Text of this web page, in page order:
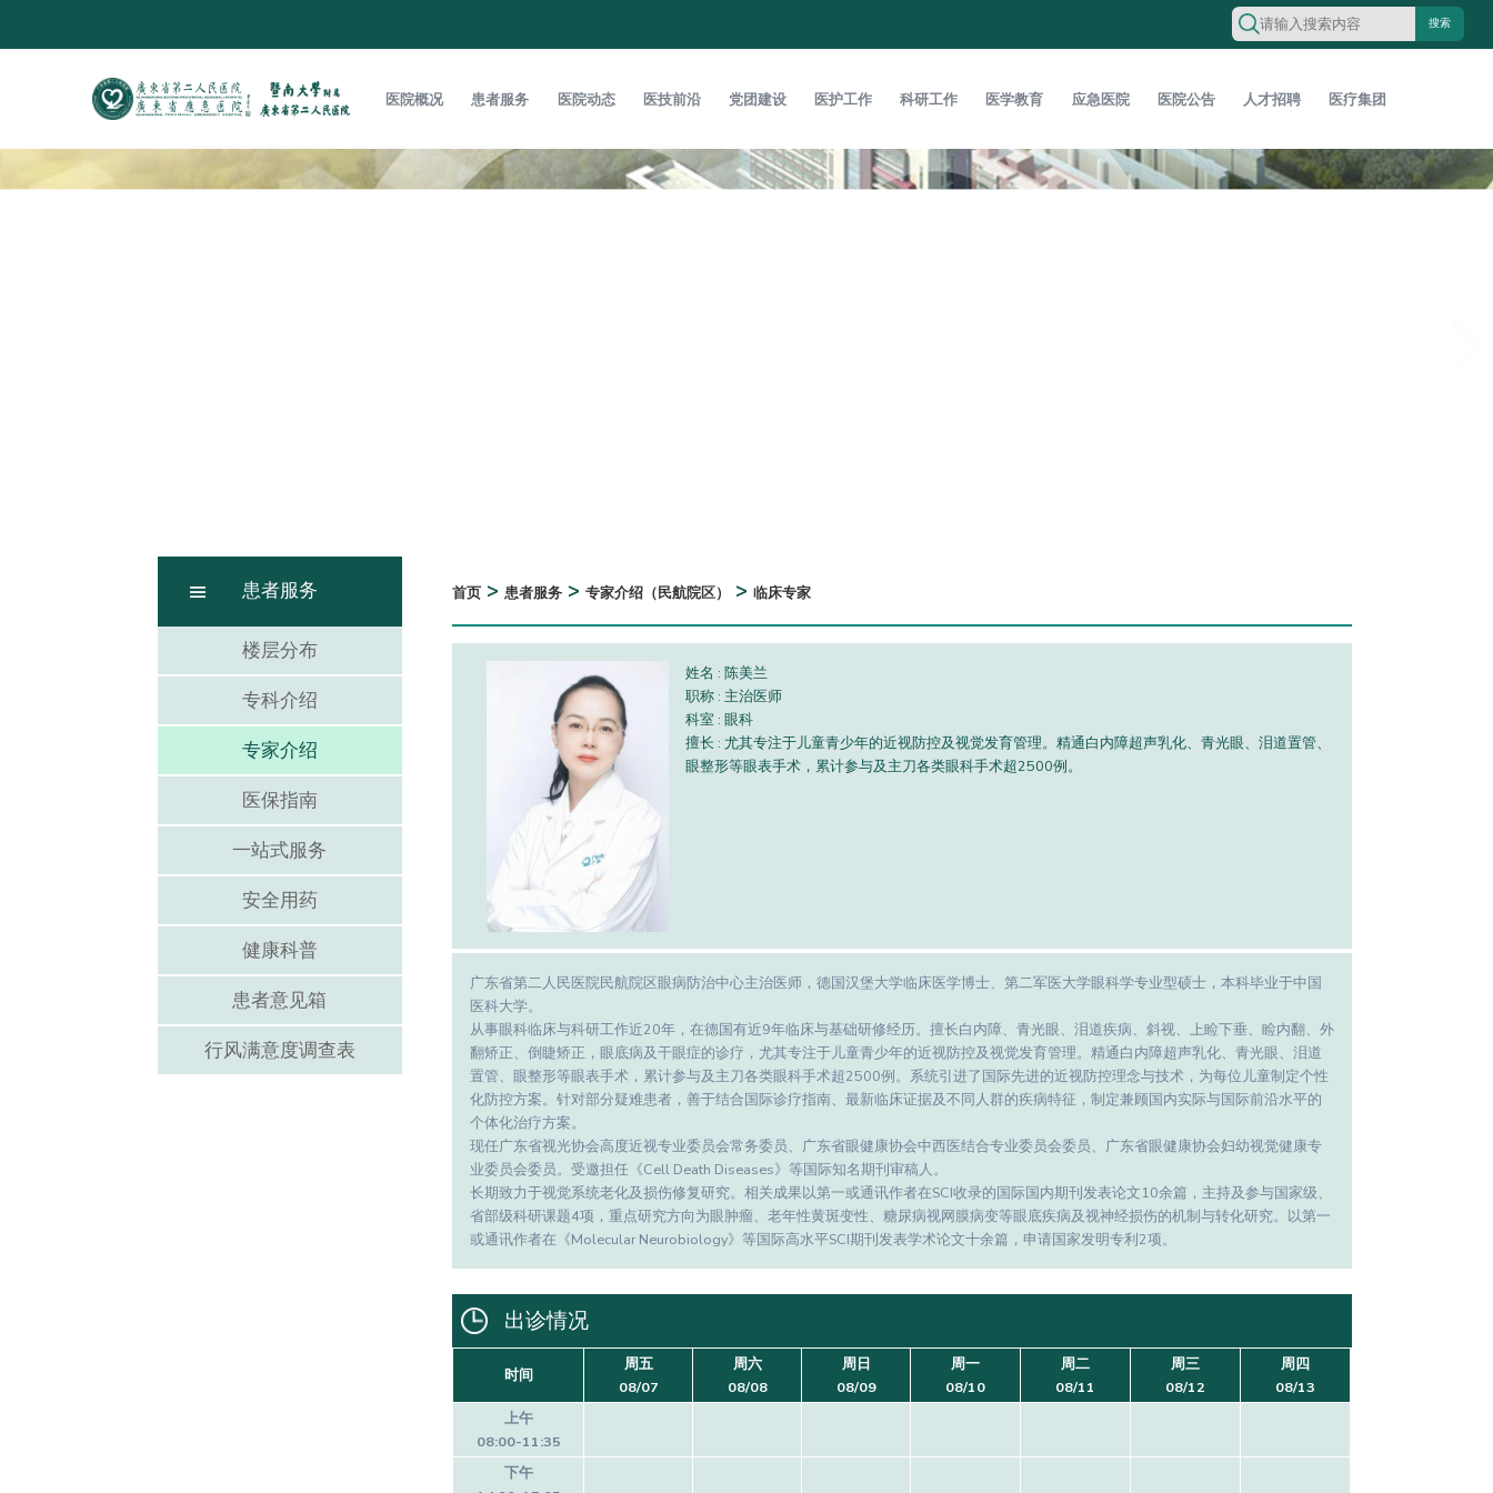
医院概况 患者服务 医院动态 医技前沿 党团建设 医护工作 科研工作 医学教育 应急医院 医院公告 人才招聘 医疗集团
搜索
患者服务
楼层分布
专科介绍
专家介绍
医保指南
一站式服务
安全用药
健康科普
患者意见箱
行风满意度调查表
首页 > 患者服务 > 专家介绍（民航院区） > 临床专家
姓名 : 陈美兰
职称 : 主治医师
科室 : 眼科
擅长 : 尤其专注于儿童青少年的近视防控及视觉发育管理。精通白内障超声乳化、青光眼、泪道置管、
眼整形等眼表手术，累计参与及主刀各类眼科手术超2500例。
广东省第二人民医院民航院区眼病防治中心主治医师，德国汉堡大学临床医学博士、第二军医大学眼科学专业型硕士，本科毕业于中国
医科大学。
从事眼科临床与科研工作近20年，在德国有近9年临床与基础研修经历。擅长白内障、青光眼、泪道疾病、斜视、上睑下垂、睑内翻、外
翻矫正、倒睫矫正，眼底病及干眼症的诊疗，尤其专注于儿童青少年的近视防控及视觉发育管理。精通白内障超声乳化、青光眼、泪道
置管、眼整形等眼表手术，累计参与及主刀各类眼科手术超2500例。系统引进了国际先进的近视防控理念与技术，为每位儿童制定个性
化防控方案。针对部分疑难患者，善于结合国际诊疗指南、最新临床证据及不同人群的疾病特征，制定兼顾国内实际与国际前沿水平的
个体化治疗方案。
现任广东省视光协会高度近视专业委员会常务委员、广东省眼健康协会中西医结合专业委员会委员、广东省眼健康协会妇幼视觉健康专
业委员会委员。受邀担任《Cell Death Diseases》等国际知名期刊审稿人。
长期致力于视觉系统老化及损伤修复研究。相关成果以第一或通讯作者在SCI收录的国际国内期刊发表论文10余篇，主持及参与国家级、
省部级科研课题4项，重点研究方向为眼肿瘤、老年性黄斑变性、糖尿病视网膜病变等眼底疾病及视神经损伤的机制与转化研究。以第一
或通讯作者在《Molecular Neurobiology》等国际高水平SCI期刊发表学术论文十余篇，申请国家发明专利2项。
出诊情况
时间
周五
08/07
周六
08/08
周日
08/09
周一
08/10
周二
08/11
周三
08/12
周四
08/13
上午
08:00-11:35
下午